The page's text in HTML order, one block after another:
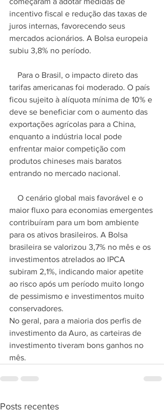
incentivo fiscal e redução das taxas de
juros internas, favorecendo seus
mercados acionários. A Bolsa europeia
subiu 3,8% no período.
tarifas americanas foi moderado. O país
ficou sujeito à alíquota mínima de 10% e
deve se beneficiar com o aumento das
exportações agrícolas para a China,
enquanto a indústria local pode
enfrentar maior competição com
produtos chineses mais baratos
entrando no mercado nacional.
maior fluxo para economias emergentes
contribuíram para um bom ambiente
para os ativos brasileiros. A Bolsa
brasileira se valorizou 3,7% no mês e os
investimentos atrelados ao IPCA
subiram 2,1%, indicando maior apetite
ao risco após um período muito longo
de pessimismo e investimentos muito
conservadores.
No geral, para a maioria dos perfis de
investimento da Auro, as carteiras de
investimento tiveram bons ganhos no
mês.
Posts recentes